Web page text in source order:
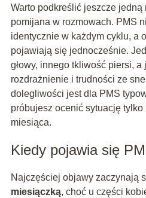
Warto podkreślić jeszcze jedną
pomijana w rozmowach. PMS
identycznie w każdym cyklu, a
pojawiają się jednocześnie.
głowy, innego tkliwość piersi,
rozdrażnienie i trudności ze
dolegliwości jest dla PMS
próbujesz ocenić sytuację
miesiąca.
Kiedy pojawia się
Najczęściej objawy zaczynają
miesiączką, choć u części